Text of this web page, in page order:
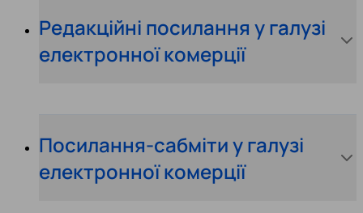
Редакційні посилання у галузі
електронної комерції
Посилання-сабміти у галузі
електронної комерції